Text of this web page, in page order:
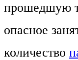
прошедшую
опасное
количество